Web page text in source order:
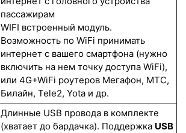
пассажирам
WIFI встроенный модуль.
Возможность по WiFi принимать
интернет с вашего смартфона (нужно
включить на нем точку доступа WiFi),
или 4G+WiFi роутеров Мегафон, МТС,
Билайн, Tele2, Yota и др.
Длинные USB провода в комплекте
(хватает до бардачка). Поддержка USB